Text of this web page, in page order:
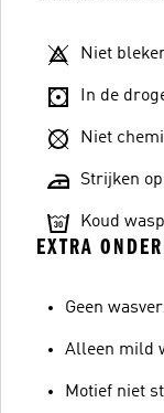
Niet
In de
Niet
Strijken
Koud
EXTRA
Geen
Alleen mild
Motief niet